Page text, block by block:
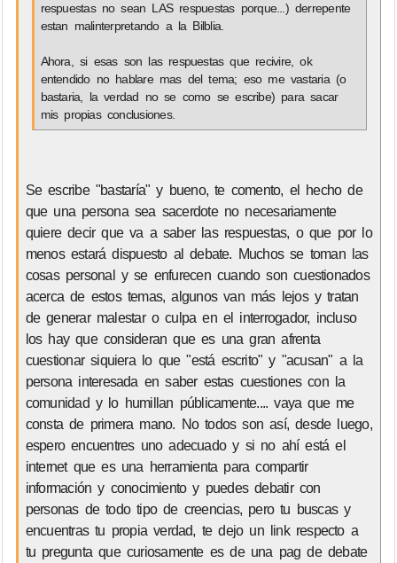
respuestas no sean LAS respuestas porque...) derrepente
estan malinterpretando a la Bilblia.
Ahora, si esas son las respuestas que recivire, ok
entendido no hablare mas del tema; eso me vastaria (o
bastaria, la verdad no se como se escribe) para sacar
mis propias conclusiones.
Se escribe "bastaría" y bueno, te comento, el hecho de
que una persona sea sacerdote no necesariamente
quiere decir que va a saber las respuestas, o que por lo
menos estará dispuesto al debate. Muchos se toman las
cosas personal y se enfurecen cuando son cuestionados
acerca de estos temas, algunos van más lejos y tratan
de generar malestar o culpa en el interrogador, incluso
los hay que consideran que es una gran afrenta
cuestionar siquiera lo que "está escrito" y "acusan" a la
persona interesada en saber estas cuestiones con la
comunidad y lo humillan públicamente.... vaya que me
consta de primera mano. No todos son así, desde luego,
espero encuentres uno adecuado y si no ahí está el
internet que es una herramienta para compartir
información y conocimiento y puedes debatir con
personas de todo tipo de creencias, pero tu buscas y
encuentras tu propia verdad, te dejo un link respecto a
tu pregunta que curiosamente es de una pag de debate